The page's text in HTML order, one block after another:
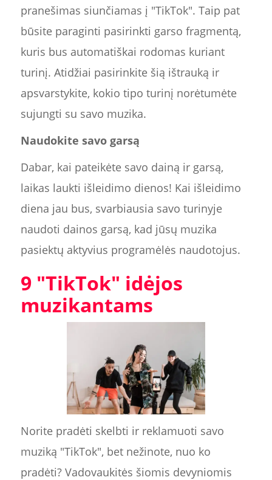
pranešimas siunčiamas į "TikTok". Taip pat
būsite paraginti pasirinkti garso fragmentą,
kuris bus automatiškai rodomas kuriant
turinį. Atidžiai pasirinkite šią ištrauką ir
apsvarstykite, kokio tipo turinį norėtumėte
sujungti su savo muzika.
Naudokite savo garsą
Dabar, kai pateikėte savo dainą ir garsą,
laikas laukti išleidimo dienos! Kai išleidimo
diena jau bus, svarbiausia savo turinyje
naudoti dainos garsą, kad jūsų muzika
pasiektų aktyvius programėlės naudotojus.
9 "TikTok" idėjos
muzikantams
Norite pradėti skelbti ir reklamuoti savo
muziką "TikTok", bet nežinote, nuo ko
pradėti? Vadovaukitės šiomis devyniomis